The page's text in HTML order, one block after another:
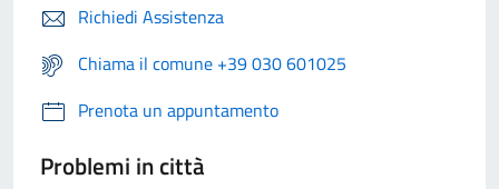
Richiedi Assistenza
Chiama il comune +39 030 601025
Prenota un appuntamento
Problemi in città